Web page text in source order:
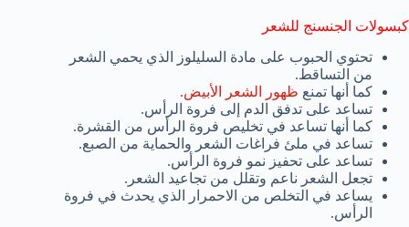
كبسولات الجنسنج للشعر
تحتوي الحبوب على مادة السليلوز الذي يحمي الشعر
من التساقط.
كما أنها تمنع ظهور الشعر الأبيض.
تساعد على تدفق الدم إلى فروة الرأس.
كما أنها تساعد في تخليص فروة الرأس من القشرة.
تساعد في ملئ فراغات الشعر والحماية من الصبع.
تساعد على تحفيز نمو فروة الرأس.
تجعل الشعر ناعم وتقلل من تجاعيد الشعر.
يساعد في التخلص من الاحمرار الذي يحدث في فروة
الرأس.